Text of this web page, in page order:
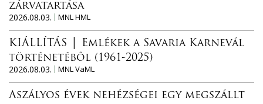
zárvatartása
2026.08.03.
MNL HML
KIÁLLÍTÁS │ Emlékek a Savaria Karnevál
történetéből (1961-2025)
2026.08.03.
MNL VaML
Aszályos évek nehézségei egy megszállt